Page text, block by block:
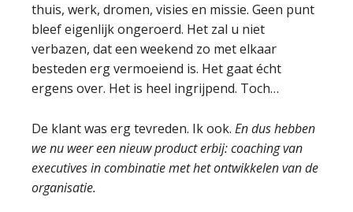
thuis, werk, dromen, visies en missie. Geen punt
bleef eigenlijk ongeroerd. Het zal u niet
verbazen, dat een weekend zo met elkaar
besteden erg vermoeiend is. Het gaat écht
ergens over. Het is heel ingrijpend. Toch…
De klant was erg tevreden. Ik ook. En dus hebben
we nu weer een nieuw product erbij: coaching van
executives in combinatie met het ontwikkelen van de
organisatie.